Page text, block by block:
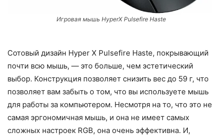
Игровая мышь HyperX Pulsefire Haste
Сотовый дизайн Hyper X Pulsefire Haste, покрывающий
почти всю мышь, — это больше, чем эстетический
выбор. Конструкция позволяет снизить вес до 59 г, что
позволяет вам забыть о том, что вы используете мышь
для работы за компьютером. Несмотря на то, что это не
самая эргономичная мышь, и она не имеет самых
сложных настроек RGB, она очень эффективна. И,